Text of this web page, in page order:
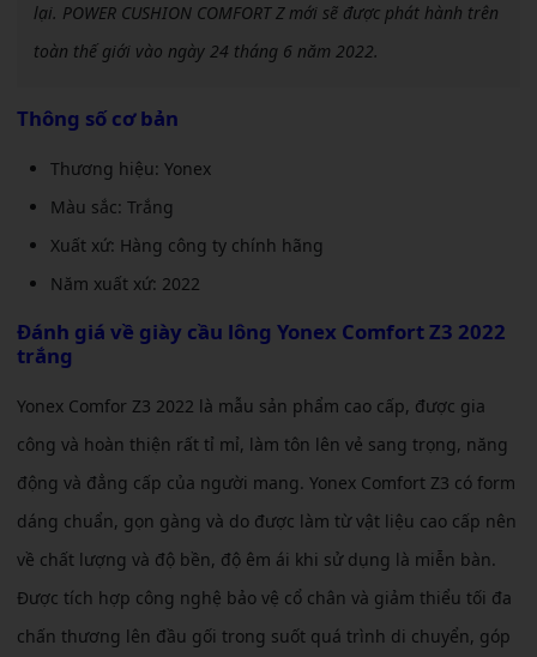
lại. POWER CUSHION COMFORT Z mới sẽ được phát hành trên
toàn thế giới vào ngày 24 tháng 6 năm 2022.
Thông số cơ bản
Thương hiệu: Yonex
Màu sắc: Trắng
Xuất xứ: Hàng công ty chính hãng
Năm xuất xứ: 2022
Đánh giá về giày cầu lông Yonex Comfort Z3 2022
trắng
Yonex Comfor Z3 2022 là mẫu sản phẩm cao cấp, được gia
công và hoàn thiện rất tỉ mỉ, làm tôn lên vẻ sang trọng, năng
động và đẳng cấp của người mang. Yonex Comfort Z3 có form
dáng chuẩn, gọn gàng và do được làm từ vật liệu cao cấp nên
về chất lượng và độ bền, độ êm ái khi sử dụng là miễn bàn.
Được tích hợp công nghệ bảo vệ cổ chân và giảm thiểu tối đa
chấn thương lên đầu gối trong suốt quá trình di chuyển, góp